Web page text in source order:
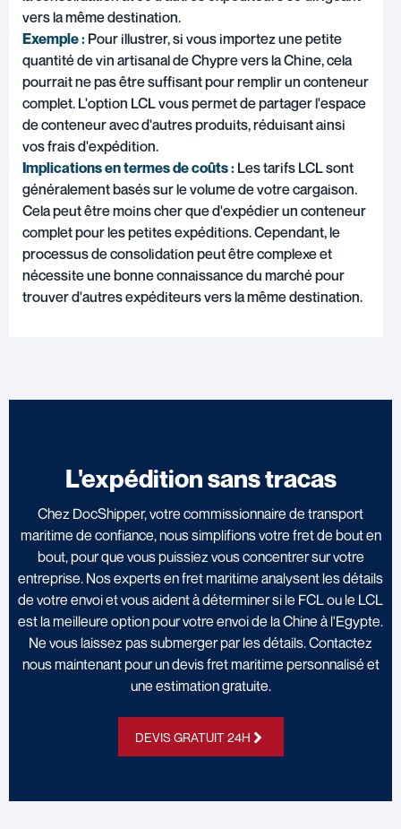
vers la même destination.
Exemple : Pour illustrer, si vous importez une petite
quantité de vin artisanal de Chypre vers la Chine, cela
pourrait ne pas être suffisant pour remplir un conteneur
complet. L'option LCL vous permet de partager l'espace
de conteneur avec d'autres produits, réduisant ainsi
vos frais d'expédition.
Implications en termes de coûts : Les tarifs LCL sont
généralement basés sur le volume de votre cargaison.
Cela peut être moins cher que d'expédier un conteneur
complet pour les petites expéditions. Cependant, le
processus de consolidation peut être complexe et
nécessite une bonne connaissance du marché pour
trouver d'autres expéditeurs vers la même destination.
L'expédition sans tracas
Chez DocShipper, votre commissionnaire de transport
maritime de confiance, nous simplifions votre fret de bout en
bout, pour que vous puissiez vous concentrer sur votre
entreprise. Nos experts en fret maritime analysent les détails
de votre envoi et vous aident à déterminer si le FCL ou le LCL
est la meilleure option pour votre envoi de la Chine à l'Egypte.
Ne vous laissez pas submerger par les détails. Contactez
nous maintenant pour un devis fret maritime personnalisé et
une estimation gratuite.
DEVIS GRATUIT 24H